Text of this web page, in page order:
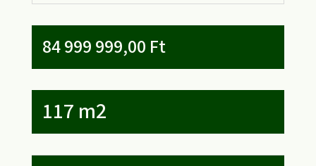
84 999 999,00 Ft
117 m2